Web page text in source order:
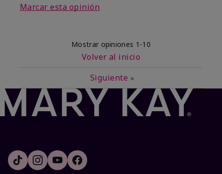
Marcar esta opinión
Mostrar opiniones 1-10
Volver al inicio
Siguiente »